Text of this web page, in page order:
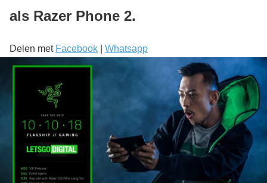
als Razer Phone 2.
Delen met Facebook Whatsapp